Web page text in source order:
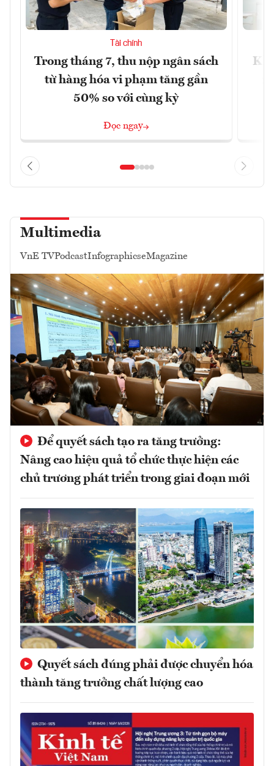
Tài chính
Trong tháng 7, thu nộp ngân sách
từ hàng hóa vi phạm tăng gần
50% so với cùng kỳ
Đọc ngay
Multimedia
VnE TVPodcastInfographicseMagazine
Để quyết sách tạo ra tăng trưởng:
Nâng cao hiệu quả tổ chức thực hiện các
chủ trương phát triển trong giai đoạn mới
Quyết sách đúng phải được chuyển hóa
thành tăng trưởng chất lượng cao